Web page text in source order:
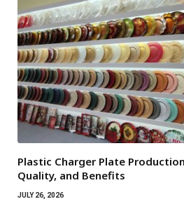
Plastic Charger Plate
Quality, and Benefits
JULY 26, 2026